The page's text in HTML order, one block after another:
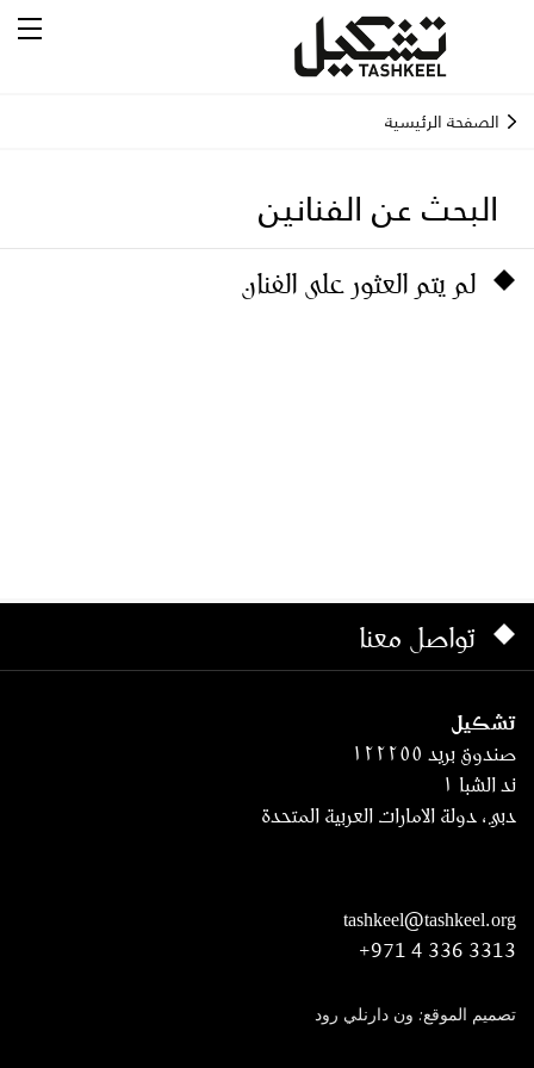
الصفحة الرئيسية
البحث عن الفنانين
لم يتم العثور على الفنان
تواصل معنا
تشكيل
صندوق بريد ١٢٢٢٥٥
ند الشبا ١
دبي، دولة الامارات العربية المتحدة
tashkeel@tashkeel.org
+971 4 336 3313
تصميم الموقع: ون دارنلي رود